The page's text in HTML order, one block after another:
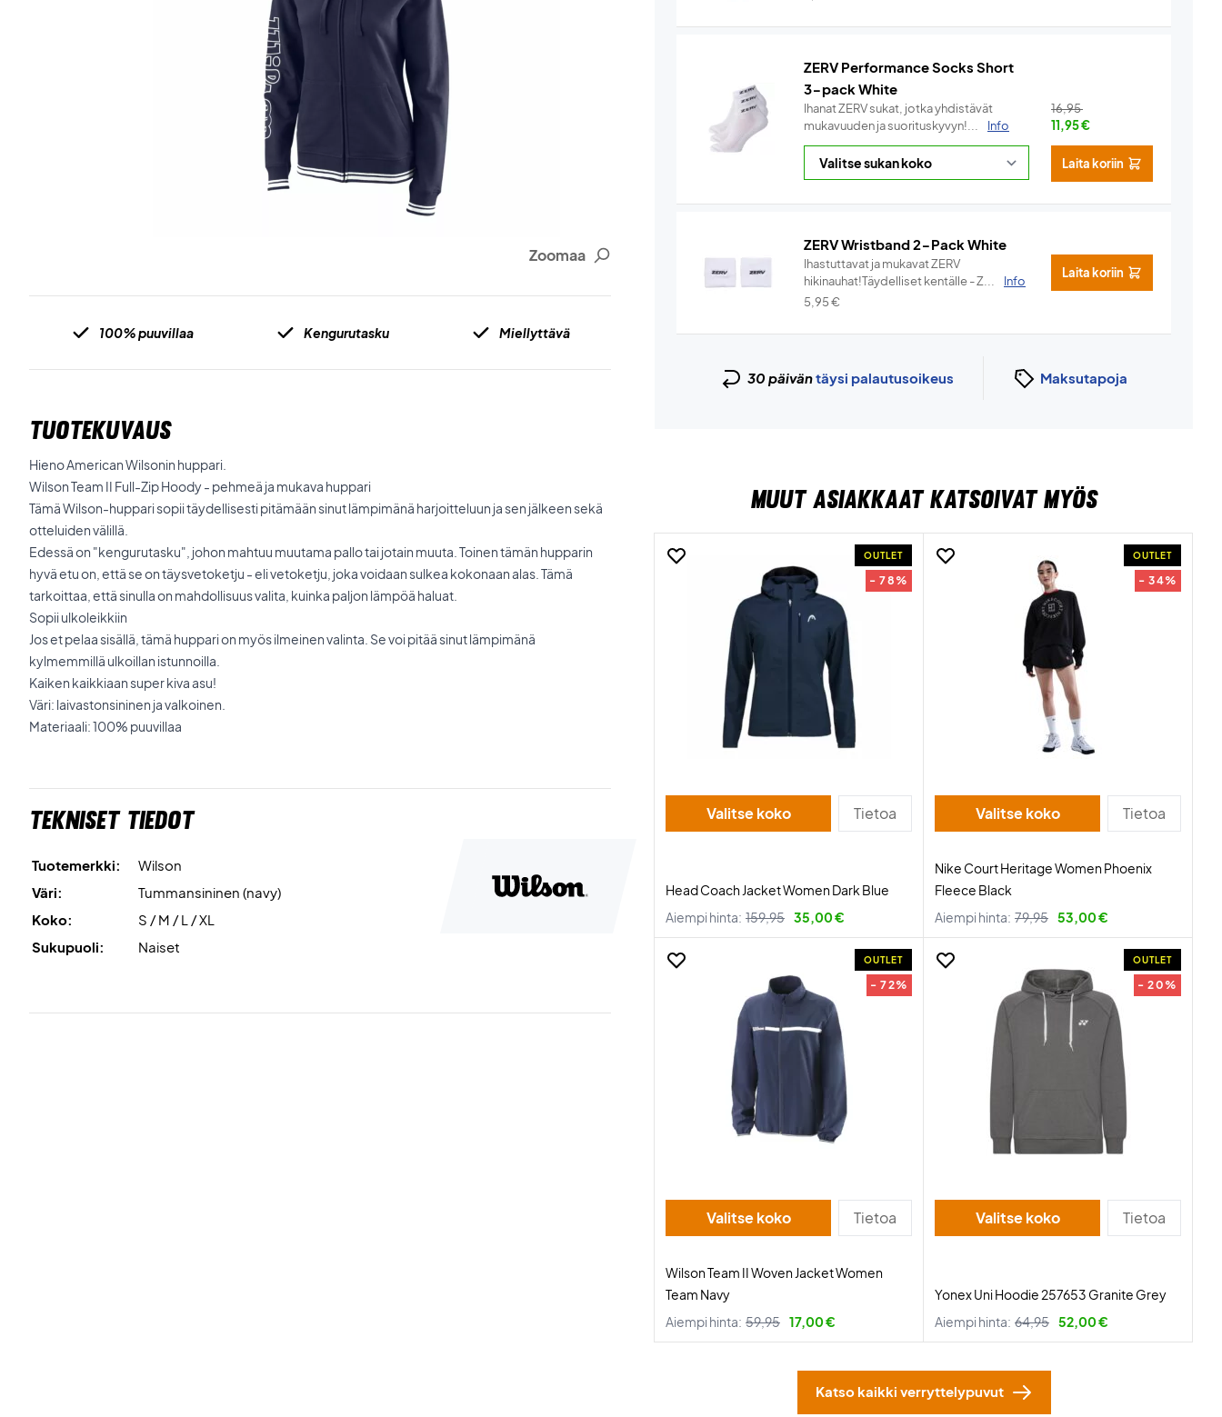
Zoomaa
100% puuvillaa Kengurutasku Miellyttävä
TUOTEKUVAUS
Hieno American Wilsonin huppari.
Wilson Team II Full-Zip Hoody - pehmeä ja mukava huppari
Tämä Wilson-huppari sopii täydellisesti pitämään sinut lämpimänä harjoitteluun ja sen jälkeen sekä
otteluiden välillä.
Edessä on "kengurutasku", johon mahtuu muutama pallo tai jotain muuta. Toinen tämän hupparin
hyvä etu on, että se on täysvetoketju - eli vetoketju, joka voidaan sulkea kokonaan alas. Tämä
tarkoittaa, että sinulla on mahdollisuus valita, kuinka paljon lämpöä haluat.
Sopii ulkoleikkiin
Jos et pelaa sisällä, tämä huppari on myös ilmeinen valinta. Se voi pitää sinut lämpimänä
kylmemmillä ulkoillan istunnoilla.
Kaiken kaikkiaan super kiva asu!
Väri: laivastonsininen ja valkoinen.
Materiaali: 100% puuvillaa
Tekniset tiedot
Tuotemerkki:
Wilson
Väri:
Tummansininen (navy)
Koko:
S / M / L / XL
Sukupuoli:
Naiset
ZERV Performance Socks Short
3-pack White
Ihanat ZERV sukat, jotka yhdistävät
mukavuuden ja suorituskyvyn!...
Info
16,95
11,95€
Laita koriin
ZERV Wristband 2-Pack White
Ihastuttavat ja mukavat ZERV
hikinauhat!Täydelliset kentälle - Z...
Info
5,95€
Laita koriin
30 päiväntäysi palautusoikeus Maksutapoja
MUUT ASIAKKAAT KATSOIVAT MYÖS
OUTLET
- 78%
Valitse koko Tietoa
Head Coach Jacket Women Dark Blue
Aiempi hinta: 159,95 35,00 €
OUTLET
- 34%
Valitse koko Tietoa
Nike Court Heritage Women Phoenix
Fleece Black
Aiempi hinta: 79,95 53,00 €
OUTLET
- 72%
Valitse koko Tietoa
Wilson Team II Woven Jacket Women
Team Navy
Aiempi hinta: 59,95 17,00 €
OUTLET
- 20%
Valitse koko Tietoa
Yonex Uni Hoodie 257653 Granite Grey
Aiempi hinta: 64,95 52,00 €
Katso kaikki verryttelypuvut